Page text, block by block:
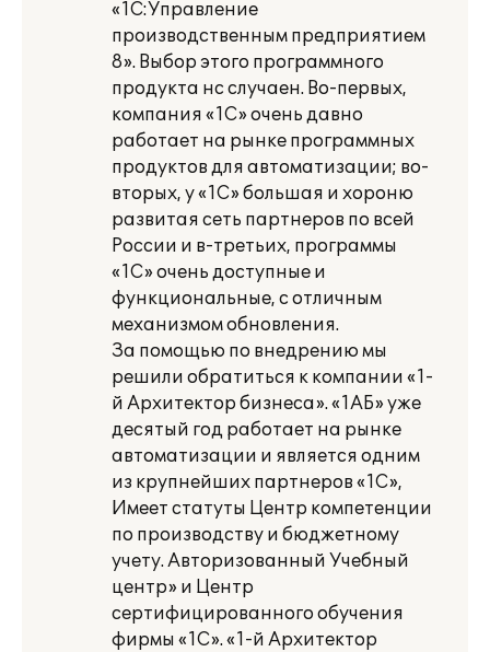
«1С:Управление
производственным предприятием
8». Выбор этого программного
продукта нс случаен. Во-первых,
компания «1C» очень давно
работает на рынке программных
продуктов для автоматизации; во-
вторых, у «1C» большая и хороню
развитая сеть партнеров по всей
России и в-третьих, программы
«1C» очень доступные и
функциональные, с отличным
механизмом обновления.
За помощью по внедрению мы
решили обратиться к компании «1-
й Архитектор бизнеса». «1АБ» уже
десятый год работает на рынке
автоматизации и является одним
из крупнейших партнеров «1C»,
Имеет статуты Центр компетенции
по производству и бюджетному
учету. Авторизованный Учебный
центр» и Центр
сертифицированного обучения
фирмы «1C». «1-й Архитектор